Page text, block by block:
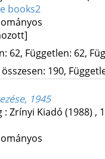
books2
62, Független: 62,
190,
1945
: Zrínyi Kiadó (1988) ,